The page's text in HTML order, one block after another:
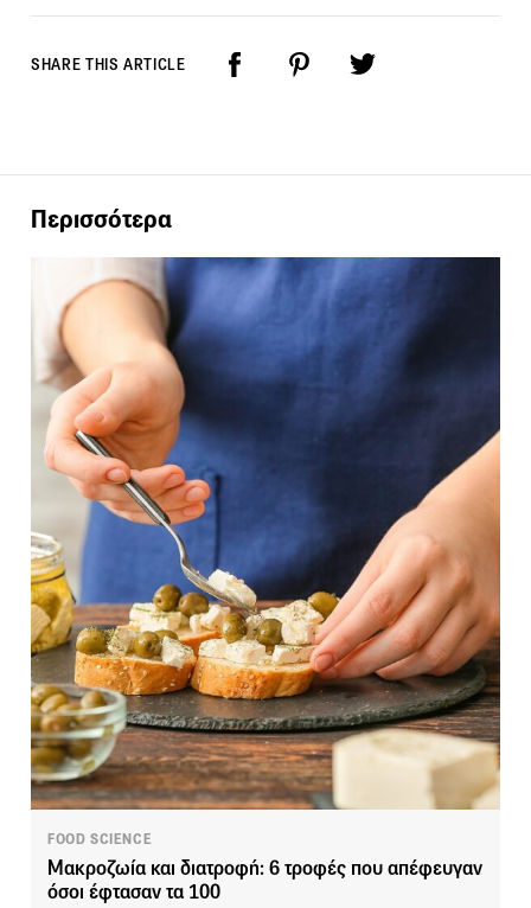
SHARE THIS ARTICLE
Περισσότερα
FOOD SCIENCE
Mακροζωία και διατροφή: 6 τροφές που απέφευγαν
όσοι έφτασαν τα 100